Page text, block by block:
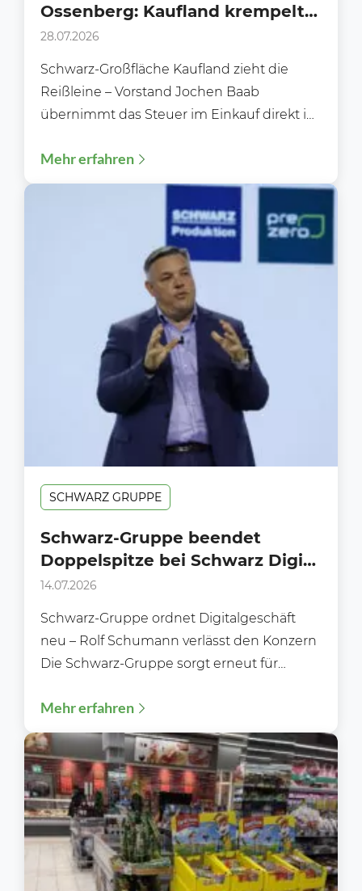
Ossenberg: Kaufland krempelt
den internationalen Einkauf
28.07.2026
Schwarz-Großfläche Kaufland zieht die
Reißleine – Vorstand Jochen Baab
übernimmt das Steuer im Einkauf direkt in
Mehr erfahren
SCHWARZ GRUPPE
Schwarz-Gruppe beendet
Doppelspitze bei Schwarz Digits
– Was steckt hinter dem
Führungswechsel?
14.07.2026
Schwarz-Gruppe ordnet Digitalgeschäft
neu – Rolf Schumann verlässt den Konzern
Die Schwarz-Gruppe sorgt erneut für
verlässt Rolf Schumann...
Mehr erfahren